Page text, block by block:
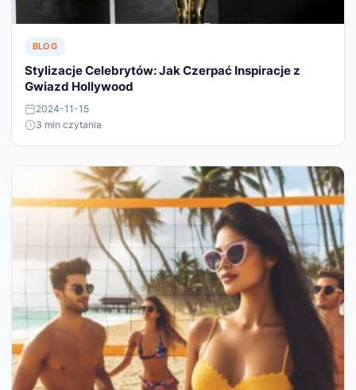
BLOG
Stylizacje Celebrytów: Jak Czerpać Inspiracje z
Gwiazd Hollywood
2024-11-15
3 min czytania